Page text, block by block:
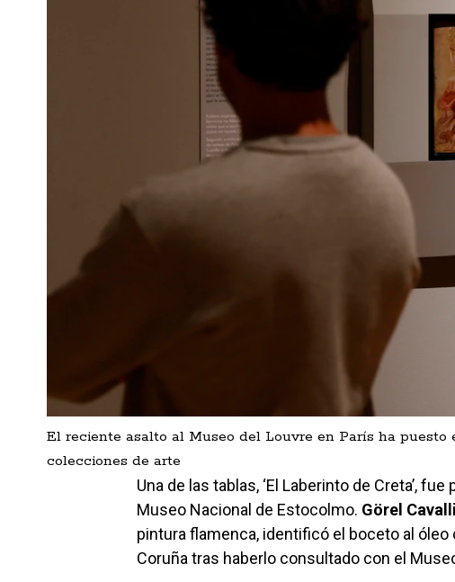
El reciente asalto al Museo del Louvre en París ha
colecciones de arte
Una de las tablas, ‘El Laberinto de Creta’,
Museo Nacional de Estocolmo. Görel
pintura flamenca, identificó el boceto al óleo
Coruña tras haberlo consultado con el